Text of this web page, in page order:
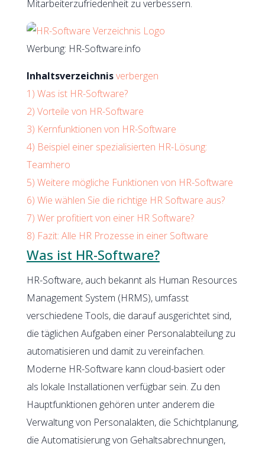
Mitarbeiterzufriedenheit zu verbessern.
Werbung: HR-Software.info
Inhaltsverzeichnisverbergen
1) Was ist HR-Software?
2) Vorteile von HR-Software
3) Kernfunktionen von HR-Software
4) Beispiel einer spezialisierten HR-Lösung:
Teamhero
5) Weitere mögliche Funktionen von HR-Software
6) Wie wählen Sie die richtige HR Software aus?
7) Wer profitiert von einer HR Software?
8) Fazit: Alle HR Prozesse in einer Software
Was ist HR-Software?
HR-Software, auch bekannt als Human Resources
Management System (HRMS), umfasst
verschiedene Tools, die darauf ausgerichtet sind,
die täglichen Aufgaben einer Personalabteilung zu
automatisieren und damit zu vereinfachen.
Moderne HR-Software kann cloud-basiert oder
als lokale Installationen verfügbar sein. Zu den
Hauptfunktionen gehören unter anderem die
Verwaltung von Personalakten, die Schichtplanung,
die Automatisierung von Gehaltsabrechnungen,